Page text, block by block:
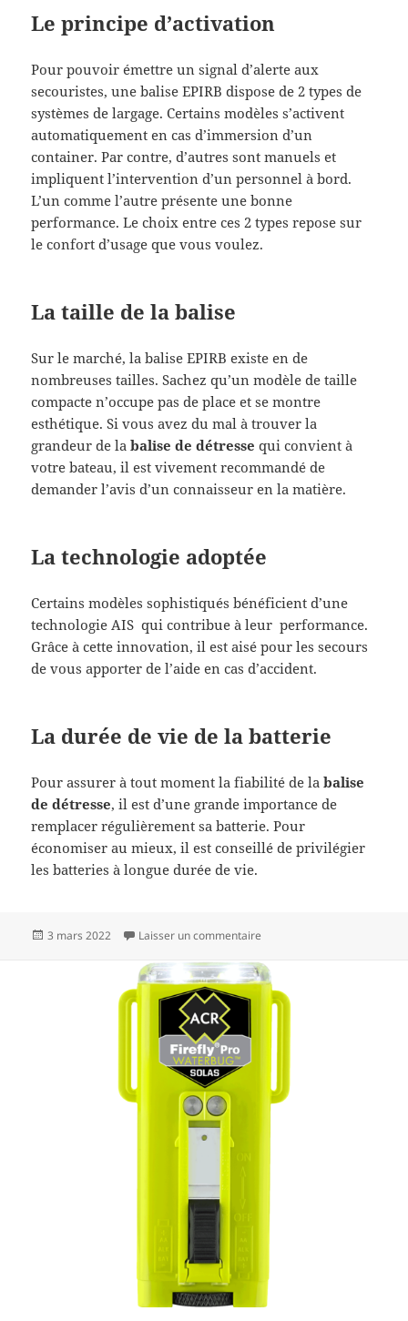
Le principe d’activation
Pour pouvoir émettre un signal d’alerte aux
secouristes, une balise EPIRB dispose de 2 types de
systèmes de largage. Certains modèles s’activent
automatiquement en cas d’immersion d’un
container. Par contre, d’autres sont manuels et
impliquent l’intervention d’un personnel à bord.
L’un comme l’autre présente une bonne
performance. Le choix entre ces 2 types repose sur
le confort d’usage que vous voulez.
La taille de la balise
Sur le marché, la balise EPIRB existe en de
nombreuses tailles. Sachez qu’un modèle de taille
compacte n’occupe pas de place et se montre
esthétique. Si vous avez du mal à trouver la
grandeur de labalise de détresse qui convient à
votre bateau, il est vivement recommandé de
demander l’avis d’un connaisseur en la matière.
La technologie adoptée
Certains modèles sophistiqués bénéficient d’une
technologie AIS qui contribue à leur performance.
Grâce à cette innovation, il est aisé pour les secours
de vous apporter de l’aide en cas d’accident.
La durée de vie de la batterie
Pour assurer à tout moment la fiabilité de labalise
de détresse, il est d’une grande importance de
remplacer régulièrement sa batterie. Pour
économiser au mieux, il est conseillé de privilégier
les batteries à longue durée de vie.
Publié
3 mars 2022 Laisser un commentaire